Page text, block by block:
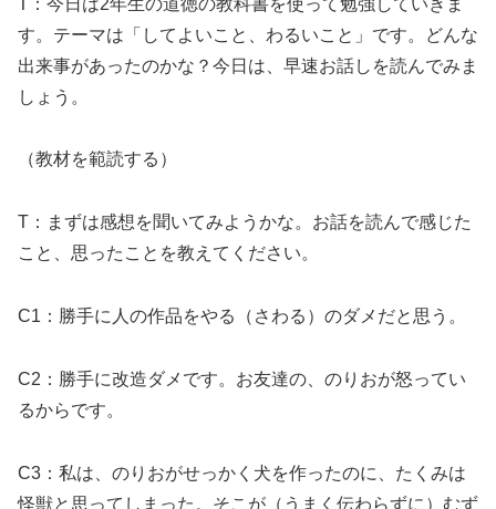
す。テーマは「してよいこと、わるいこと」です。どんな
出来事があったのかな？今日は、早速お話しを読んでみま
しょう。
（教材を範読する）
T：まずは感想を聞いてみようかな。お話を読んで感じた
こと、思ったことを教えてください。
C1：勝手に人の作品をやる（さわる）のダメだと思う。
C2：勝手に改造ダメです。お友達の、のりおが怒ってい
るからです。
C3：私は、のりおがせっかく犬を作ったのに、たくみは
怪獣と思ってしまった。そこが（うまく伝わらずに）むず